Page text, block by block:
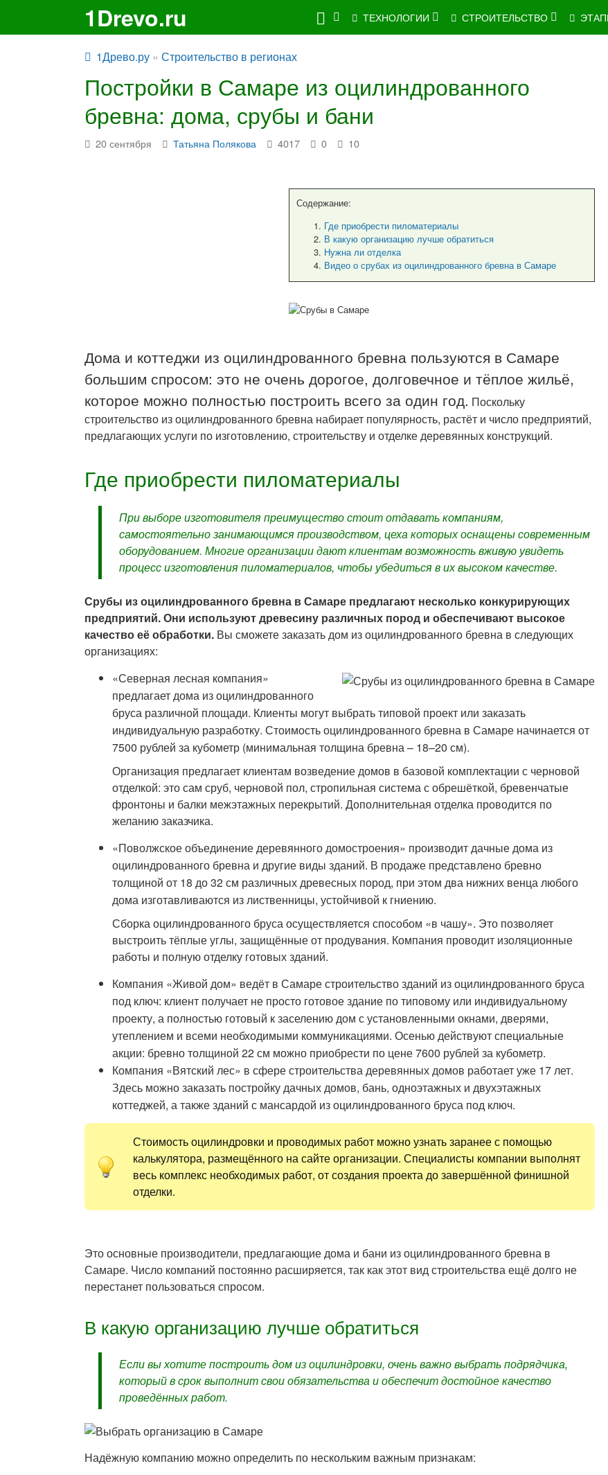
1Drevo.ru ТЕХНОЛОГИИ СТРОИТЕЛЬСТВО
1Древо.ру « Строительство в регионах
Постройки в Самаре из оцилиндрованного
бревна: дома, срубы и бани
20 сентября Татьяна Полякова 4017 0 10
Содержание:
Где приобрести пиломатериалы
В какую организацию лучше обратиться
Нужна ли отделка
Видео о срубах из оцилиндрованного бревна в Самаре
Дома и коттеджи из оцилиндрованного бревна пользуются в Самаре
большим спросом: это не очень дорогое, долговечное и тёплое жильё,
которое можно полностью построить всего за один год. Поскольку
строительство из оцилиндрованного бревна набирает популярность, растёт и число предприятий,
предлагающих услуги по изготовлению, строительству и отделке деревянных конструкций.
Где приобрести пиломатериалы
При выборе изготовителя преимущество стоит отдавать компаниям,
самостоятельно занимающимся производством, цеха которых оснащены современным
оборудованием. Многие организации дают клиентам возможность вживую увидеть
процесс изготовления пиломатериалов, чтобы убедиться в их высоком качестве.
Срубы из оцилиндрованного бревна в Самаре предлагают несколько конкурирующих
предприятий. Они используют древесину различных пород и обеспечивают высокое
качество её обработки. Вы сможете заказать дом из оцилиндрованного бревна в следующих
организациях:
«Северная лесная компания»
предлагает дома из оцилиндрованного
бруса различной площади. Клиенты могут выбрать типовой проект или заказать
индивидуальную разработку. Стоимость оцилиндрованного бревна в Самаре начинается от
7500 рублей за кубометр (минимальная толщина бревна – 18–20 см).
Организация предлагает клиентам возведение домов в базовой комплектации с черновой
отделкой: это сам сруб, черновой пол, стропильная система с обрешёткой, бревенчатые
фронтоны и балки межэтажных перекрытий. Дополнительная отделка проводится по
желанию заказчика.
«Поволжское объединение деревянного домостроения» производит дачные дома из
оцилиндрованного бревна и другие виды зданий. В продаже представлено бревно
толщиной от 18 до 32 см различных древесных пород, при этом два нижних венца любого
дома изготавливаются из лиственницы, устойчивой к гниению.
Сборка оцилиндрованного бруса осуществляется способом «в чашу». Это позволяет
выстроить тёплые углы, защищённые от продувания. Компания проводит изоляционные
работы и полную отделку готовых зданий.
Компания «Живой дом» ведёт в Самаре строительство зданий из оцилиндрованного бруса
под ключ: клиент получает не просто готовое здание по типовому или индивидуальному
проекту, а полностью готовый к заселению дом с установленными окнами, дверями,
утеплением и всеми необходимыми коммуникациями. Осенью действуют специальные
акции: бревно толщиной 22 см можно приобрести по цене 7600 рублей за кубометр.
Компания «Вятский лес» в сфере строительства деревянных домов работает уже 17 лет.
Здесь можно заказать постройку дачных домов, бань, одноэтажных и двухэтажных
коттеджей, а также зданий с мансардой из оцилиндрованного бруса под ключ.
Стоимость оцилиндровки и проводимых работ можно узнать заранее с помощью
калькулятора, размещённого на сайте организации. Специалисты компании выполнят
весь комплекс необходимых работ, от создания проекта до завершённой финишной
отделки.
Это основные производители, предлагающие дома и бани из оцилиндрованного бревна в
Самаре. Число компаний постоянно расширяется, так как этот вид строительства ещё долго не
перестанет пользоваться спросом.
В какую организацию лучше обратиться
Если вы хотите построить дом из оцилиндровки, очень важно выбрать подрядчика,
который в срок выполнит свои обязательства и обеспечит достойное качество
проведённых работ.
Надёжную компанию можно определить по нескольким важным признакам: